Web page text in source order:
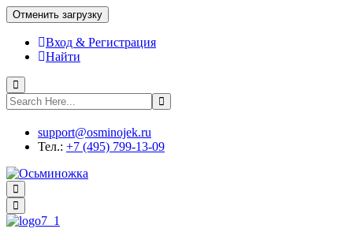
Отменить загрузку
Вход & Регистрация
Найти
support@osminojek.ru
Тел.: +7 (495) 799-13-09